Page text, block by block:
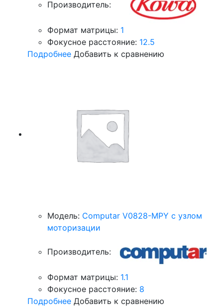
Производитель:
Формат матрицы: 1
Фокусное расстояние: 12.5
Подробнее Добавить к сравнению
Модель: Computar V0828-MPY с узлом
моторизации
Производитель:
Формат матрицы: 1.1
Фокусное расстояние: 8
Подробнее Добавить к сравнению